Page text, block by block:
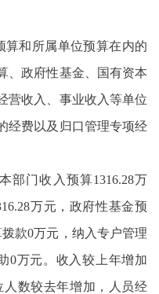
算和所属单位预算在内的
、政府性基金、国有资本
营收入、事业收入等单位
经费以及归口管理专项经
部门收入预算1316.28万
万元，政府性基金预
款0万元，纳入专户管理
0万元。收入较上年增加
人数较去年增加，人员经